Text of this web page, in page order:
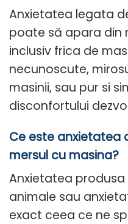
Anxietatea legata
poate să apara din
inclusiv frica de
necunoscute,
masinii, sau pur si
disconfortului
Ce este anxietatea
mersul cu masina?
Anxietatea
animale sau
exact ceea ce ne